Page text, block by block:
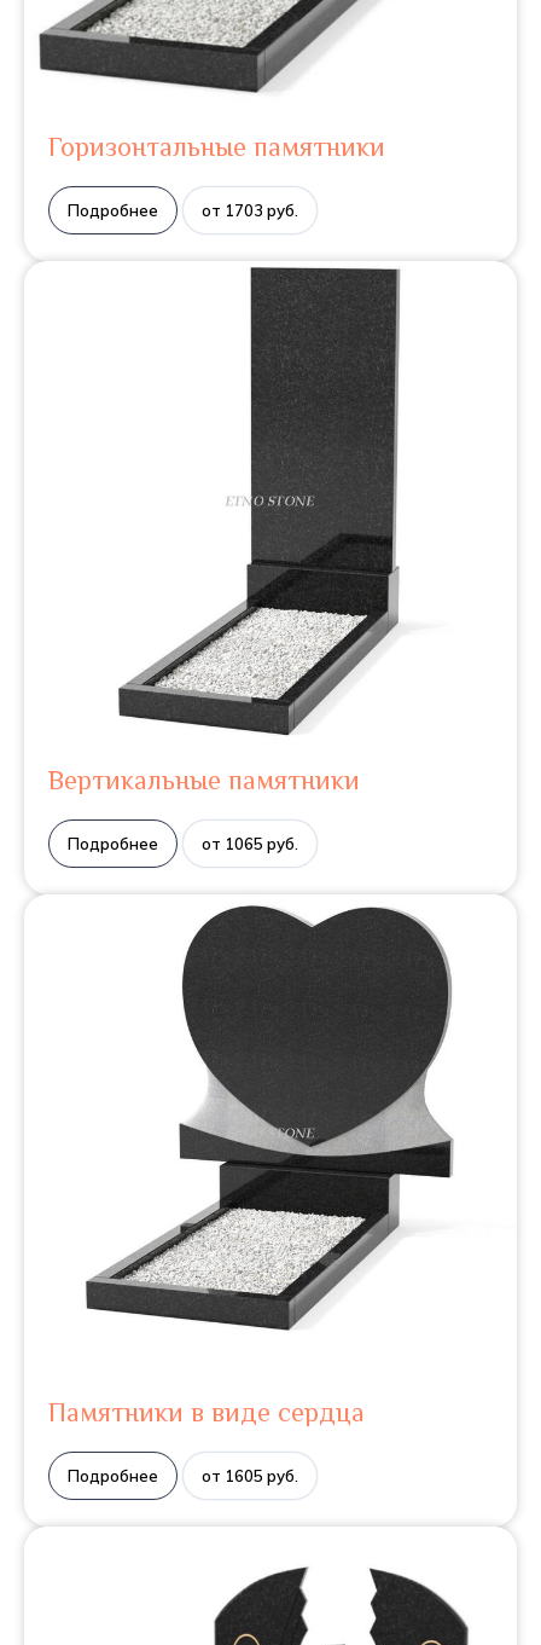
Горизонтальные памятники
Подробнее от 1703 руб.
Вертикальные памятники
Подробнее от 1065 руб.
Памятники в виде сердца
Подробнее от 1605 руб.